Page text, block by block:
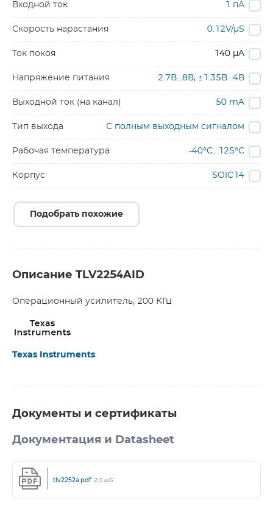
Входной ток 1 пА
Скорость нарастания 0.12V/µS
Ток покоя 140 µA
Напряжение питания 2.7В…8В, ±1.35В…4В
Выходной ток (на канал) 50 mA
Тип выхода С полным выходным сигналом
Рабочая температура -40°C…125°C
Корпус SOIC14
Подобрать похожие
Описание TLV2254AID
Операционный усилитель, 200 КГц
Texas Instruments
Документы и сертификаты
Документация и Datasheet
tlv2252a.pdf 2,0 мБ